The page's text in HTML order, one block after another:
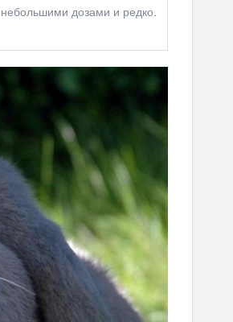
небольшими дозами и редко.